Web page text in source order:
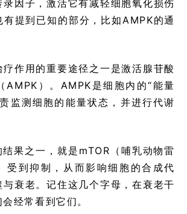
录因子，激活它有减轻细胞氧化损伤
有提到已知的部分，比如AMPK的通
疗作用的重要途径之一是激活腺苷酸
AMPK）。AMPK是细胞内的“能量
监测细胞的能量状态，并进行代谢
果之一，就是mTOR（哺乳动物雷
受到抑制，从而影响细胞的合成代
衰老。记住这几个字母，在衰老干
经常看到它们。